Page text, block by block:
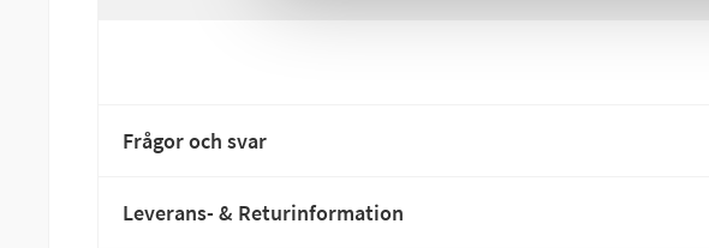
Frågor och svar
Leverans- & Returinformation